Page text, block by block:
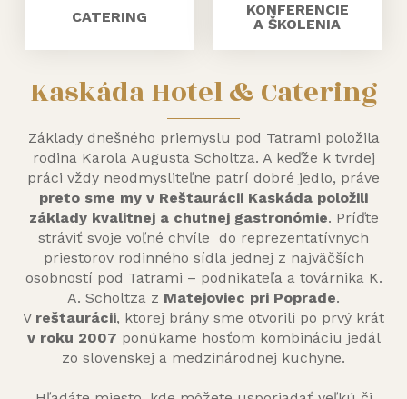
CATERING
KONFERENCIE
A ŠKOLENIA
Kaskáda Hotel & Catering
Základy dnešného priemyslu pod Tatrami položila
rodina Karola Augusta Scholtza. A keďže k tvrdej
práci vždy neodmysliteľne patrí dobré jedlo, práve
preto sme my v Reštaurácii Kaskáda položili
základy kvalitnej a chutnej gastronómie. Príďte
stráviť svoje voľné chvíle do reprezentatívnych
priestorov rodinného sídla jednej z najväčších
osobností pod Tatrami – podnikateľa a továrnika K.
A. Scholtza z Matejoviec pri Poprade.
V reštaurácii, ktorej brány sme otvorili po prvý krát
v roku 2007 ponúkame hosťom kombináciu jedál
zo slovenskej a medzinárodnej kuchyne.